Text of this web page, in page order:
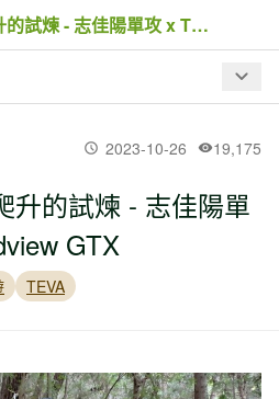
【鞋測】1700M爬升的試煉 - 志佳陽單攻 x TEVA Grandview GTX
訊】因應巴威颱風來襲，林業
警性休園、暫停開放資訊
2023-10-26 19,175
升的試煉 - 志佳陽單
GTX
TEVA